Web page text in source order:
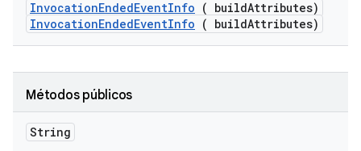
InvocationEndedEventInfo ( buildAttributes)
InvocationEndedEventInfo ( buildAttributes)
Métodos públicos
String